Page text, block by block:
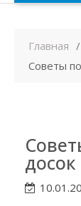
Главная
Советы
досок